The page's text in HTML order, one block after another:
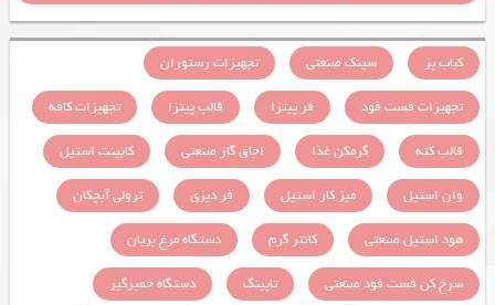
کباب پز سینک صنعتی
تجهیزات رستوران
تجهیزات فست فود
فر پیتزا قالب پیتزا
تجهیزات کافه
قالب کته
گرمکن غذا اجاق گاز صنعتی
کابینت استیل
وان استیل
میز کار استیل فر دیزی
ترولی آبچکان
هود استیل صنعتی
کانتر گرم
دستگاه مرغ بریان
سرخ کن فست فود صنعتی
تاپینگ
دستگاه خمیرگیر